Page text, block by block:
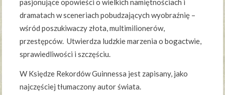
pasjonujące opowieści o wielkich namiętnościach i
dramatach w sceneriach pobudzających wyobraźnię –
wśród poszukiwaczy złota, multimilionerów,
przestępców. Utwierdza ludzkie marzenia o bogactwie,
sprawiedliwości i szczęściu.
W Księdze Rekordów Guinnessa jest zapisany, jako
najczęściej tłumaczony autor świata.